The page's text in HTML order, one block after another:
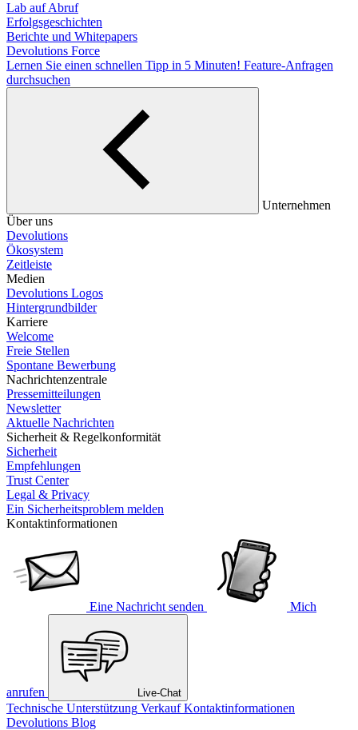
Lab auf Abruf
Erfolgsgeschichten
Berichte und Whitepapers
Devolutions Force
Lernen Sie einen schnellen Tipp in 5 Minuten! Feature-Anfragen
durchsuchen
Unternehmen
Über uns
Devolutions
Ökosystem
Zeitleiste
Medien
Devolutions Logos
Hintergrundbilder
Karriere
Welcome
Freie Stellen
Spontane Bewerbung
Nachrichtenzentrale
Pressemitteilungen
Newsletter
Aktuelle Nachrichten
Sicherheit & Regelkonformität
Sicherheit
Empfehlungen
Trust Center
Legal & Privacy
Ein Sicherheitsproblem melden
Kontaktinformationen
Eine Nachricht senden Mich
anrufen Live-Chat
Technische Unterstützung Verkauf Kontaktinformationen
Devolutions Blog